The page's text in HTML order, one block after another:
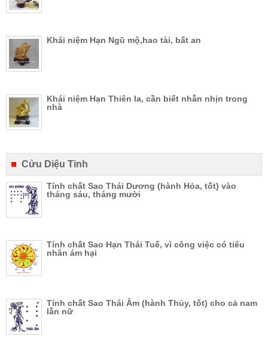
Khái niệm Hạn Ngũ mộ,hao tài, bất an
Khái niệm Hạn Thiên la, cần biết nhẫn nhịn trong
nhà
Cửu Diệu Tinh
Tính chất Sao Thái Dương (hành Hỏa, tốt) vào
tháng sáu, tháng mười
Tính chất Sao Hạn Thái Tuế, vì công việc có tiểu
nhân ám hại
Tính chất Sao Thái Âm (hành Thủy, tốt) cho cả nam
lẫn nữ